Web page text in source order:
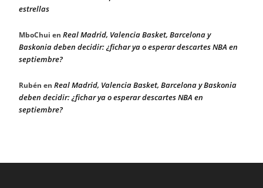
estrellas
MboChui en Real Madrid, Valencia Basket, Barcelona y
Baskonia deben decidir: ¿fichar ya o esperar descartes NBA en
septiembre?
Rubén en Real Madrid, Valencia Basket, Barcelona y Baskonia
deben decidir: ¿fichar ya o esperar descartes NBA en
septiembre?